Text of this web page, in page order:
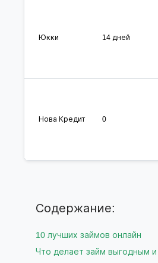
Юкки 14 дней
Нова Кредит 0
Содержание:
10 лучших займов онлайн
Что делает займ выгодным